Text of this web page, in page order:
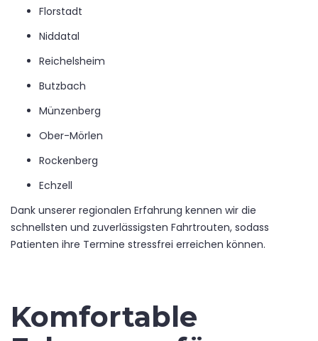
Florstadt
Niddatal
Reichelsheim
Butzbach
Münzenberg
Ober-Mörlen
Rockenberg
Echzell
Dank unserer regionalen Erfahrung kennen wir die
schnellsten und zuverlässigsten Fahrtrouten, sodass
Patienten ihre Termine stressfrei erreichen können.
Komfortable